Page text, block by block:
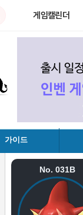
게임캘린더
가이드
No. 031B